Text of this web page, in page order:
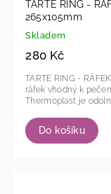
TARTE RING -
265x105mm
Skladem
280 Kč
Do košíku
TARTE RING - RÁFEK
ráfek vhodný k
Thermoplast je